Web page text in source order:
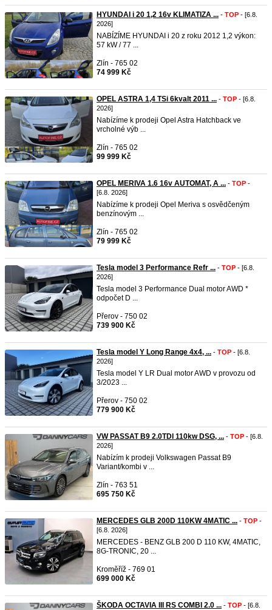
HYUNDAI i 20 1,2 16v KLIMATIZA ... - TOP - [6.8.
2026]
NABÍZÍME HYUNDAI i 20 z roku 2012 1,2 výkon:
57 kW / 77 ...
Zlín - 765 02
74 999 Kč
OPEL ASTRA 1,4 TSi 6kvalt 2011 ... - TOP - [6.8.
2026]
Nabízíme k prodeji Opel Astra Hatchback ve
vrcholné výb ...
Zlín - 765 02
99 999 Kč
OPEL MERIVA 1.6 16v AUTOMAT, A ... - TOP -
[6.8. 2026]
Nabízíme k prodeji Opel Meriva s osvědčeným
benzínovým ...
Zlín - 765 02
79 999 Kč
Tesla model 3 Performance Refr ... - TOP - [6.8.
2026]
Tesla model 3 Performance Dual motor AWD *
odpočet D ...
Přerov - 750 02
739 900 Kč
Tesla model Y Long Range 4x4, ... - TOP - [6.8.
2026]
Tesla model Y LR Dual motor AWD v provozu od
3/2023 ...
Přerov - 750 02
779 900 Kč
VW PASSAT B9 2.0TDI 110kw DSG, ... - TOP - [6.8.
2026]
Nabízím k prodeji Volkswagen Passat B9
Variant/kombi v ...
Zlín - 763 51
695 750 Kč
MERCEDES GLB 200D 110KW 4MATIC ... - TOP -
[6.8. 2026]
MERCEDES - BENZ GLB 200 D 110 KW, 4MATIC,
8G-TRONIC, 20 ...
Kroměříž - 769 01
699 000 Kč
ŠKODA OCTAVIA III RS COMBI 2.0 ... - TOP - [6.8.